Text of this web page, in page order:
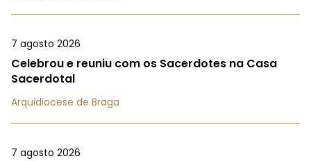
7 agosto 2026
Celebrou e reuniu com os Sacerdotes na Casa
Sacerdotal
Arquidiocese de Braga
7 agosto 2026